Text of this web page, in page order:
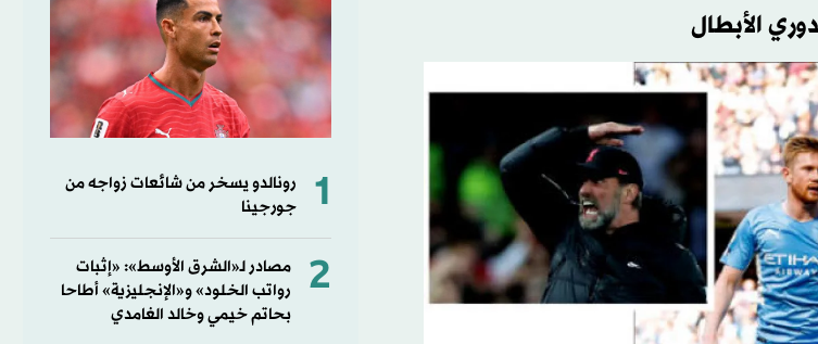
الأبطال
1
رونالدو يسخر من شائعات زواجه من
جورجينا
2
مصادر لـ«الشرق الأوسط»: «إثبات
رواتب الخلود» و«الإنجليزية» أطاحا
بحاتم خيمي وخالد الغامدي